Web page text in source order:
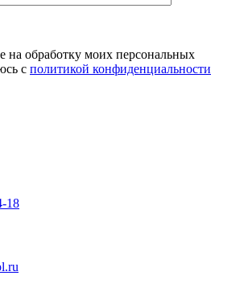
на обработку моих персональных
с политикой конфиденциальности
18